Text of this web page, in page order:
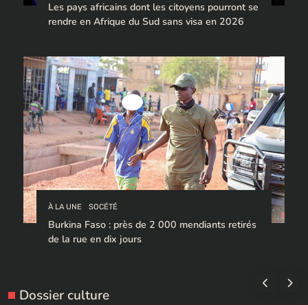
Les pays africains dont les citoyens pourront se
rendre en Afrique du Sud sans visa en 2026
À LA UNE SOCÉTÉ
Burkina Faso : près de 2 000 mendiants retirés
de la rue en dix jours
Dossier culture